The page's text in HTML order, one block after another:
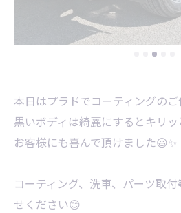
本日はプラドでコーティングのご
黒いボディは綺麗にするとキリ
お客様にも喜んで頂けました😃✨
コーティング、洗車、パーツ取
せください😊